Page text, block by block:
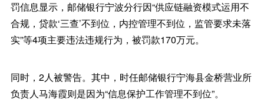
罚信息显示，邮储银行宁波分行因“供应链融资模式运用不
合规，贷款‘三查’不到位，内控管理不到位，监管要求未落
实”等4项主要违法违规行为，被罚款170万元。
同时，2人被警告。其中，时任邮储银行宁海县金桥营业所
负责人马海霞则是因为“信息保护工作管理不到位”。